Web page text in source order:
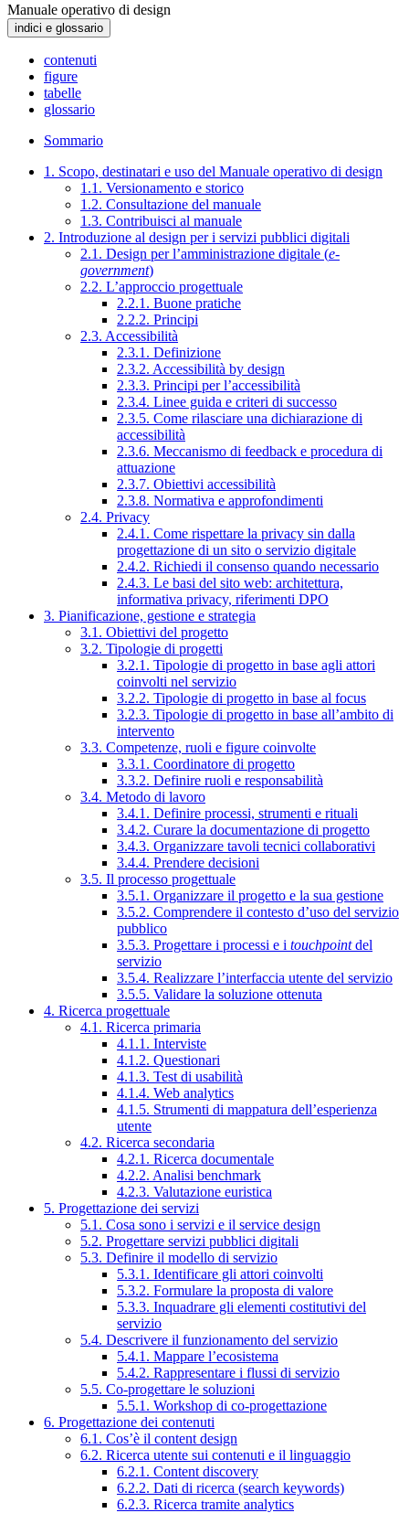
Manuale operativo di design
indici e glossario
contenuti
figure
tabelle
glossario
Sommario
1. Scopo, destinatari e uso del Manuale operativo di design
1.1. Versionamento e storico
1.2. Consultazione del manuale
1.3. Contribuisci al manuale
2. Introduzione al design per i servizi pubblici digitali
2.1. Design per l’amministrazione digitale (e-
government)
2.2. L’approccio progettuale
2.2.1. Buone pratiche
2.2.2. Principi
2.3. Accessibilità
2.3.1. Definizione
2.3.2. Accessibilità by design
2.3.3. Principi per l’accessibilità
2.3.4. Linee guida e criteri di successo
2.3.5. Come rilasciare una dichiarazione di
accessibilità
2.3.6. Meccanismo di feedback e procedura di
attuazione
2.3.7. Obiettivi accessibilità
2.3.8. Normativa e approfondimenti
2.4. Privacy
2.4.1. Come rispettare la privacy sin dalla
progettazione di un sito o servizio digitale
2.4.2. Richiedi il consenso quando necessario
2.4.3. Le basi del sito web: architettura,
informativa privacy, riferimenti DPO
3. Pianificazione, gestione e strategia
3.1. Obiettivi del progetto
3.2. Tipologie di progetti
3.2.1. Tipologie di progetto in base agli attori
coinvolti nel servizio
3.2.2. Tipologie di progetto in base al focus
3.2.3. Tipologie di progetto in base all’ambito di
intervento
3.3. Competenze, ruoli e figure coinvolte
3.3.1. Coordinatore di progetto
3.3.2. Definire ruoli e responsabilità
3.4. Metodo di lavoro
3.4.1. Definire processi, strumenti e rituali
3.4.2. Curare la documentazione di progetto
3.4.3. Organizzare tavoli tecnici collaborativi
3.4.4. Prendere decisioni
3.5. Il processo progettuale
3.5.1. Organizzare il progetto e la sua gestione
3.5.2. Comprendere il contesto d’uso del servizio
pubblico
3.5.3. Progettare i processi e i touchpointdel
servizio
3.5.4. Realizzare l’interfaccia utente del servizio
3.5.5. Validare la soluzione ottenuta
4. Ricerca progettuale
4.1. Ricerca primaria
4.1.1. Interviste
4.1.2. Questionari
4.1.3. Test di usabilità
4.1.4. Web analytics
4.1.5. Strumenti di mappatura dell’esperienza
utente
4.2. Ricerca secondaria
4.2.1. Ricerca documentale
4.2.2. Analisi benchmark
4.2.3. Valutazione euristica
5. Progettazione dei servizi
5.1. Cosa sono i servizi e il service design
5.2. Progettare servizi pubblici digitali
5.3. Definire il modello di servizio
5.3.1. Identificare gli attori coinvolti
5.3.2. Formulare la proposta di valore
5.3.3. Inquadrare gli elementi costitutivi del
servizio
5.4. Descrivere il funzionamento del servizio
5.4.1. Mappare l’ecosistema
5.4.2. Rappresentare i flussi di servizio
5.5. Co-progettare le soluzioni
5.5.1. Workshop di co-progettazione
6. Progettazione dei contenuti
6.1. Cos’è il content design
6.2. Ricerca utente sui contenuti e il linguaggio
6.2.1. Content discovery
6.2.2. Dati di ricerca (search keywords)
6.2.3. Ricerca tramite analytics